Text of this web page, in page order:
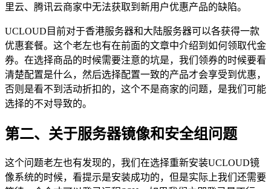
里云、腾讯云商家中无法获取到新用户优惠产品的缺陷。
UCLOUD目前对于香港服务器和大陆服务器可以各获得一款
优惠套餐。这个老左也有在前面的文章中介绍到如何领取代金
券。在选择商品的时候需要注意的坑是，我们领券的时候要看
清楚配置是什么，然后选择配置一致的产品才会享受到优惠，
否则是看不到活动折扣的，这个不是商家的问题，是我们可能
选择的不对导致的。
第二、关于服务器镜像和安全组问题
这个问题老左也有发现的，我们在选择重新安装UCLOUD镜
像系统的时候，看提示是安装成功的，但是实际上我们还需要